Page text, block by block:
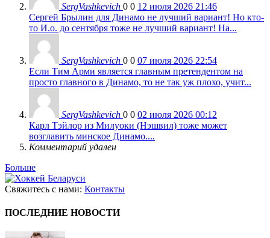
SergVashkevich 0 0 12 июля 2026 21:46
Сергей Брылин для Динамо не лучший вариант! Но кто-
то И.о. до сентября тоже не лучший вариант! На...
SergVashkevich 0 0 07 июля 2026 22:54
Если Тим Арми является главным претендентом на
просто главного в Динамо, то не так уж плохо, учит...
SergVashkevich 0 0 02 июля 2026 00:12
Карл Тэйлор из Милуоки (Нэшвил) тоже может
возглавить минское Динамо....
Комментарий удален
Больше
Свяжитесь с нами: Контакты
ПОСЛЕДНИЕ НОВОСТИ